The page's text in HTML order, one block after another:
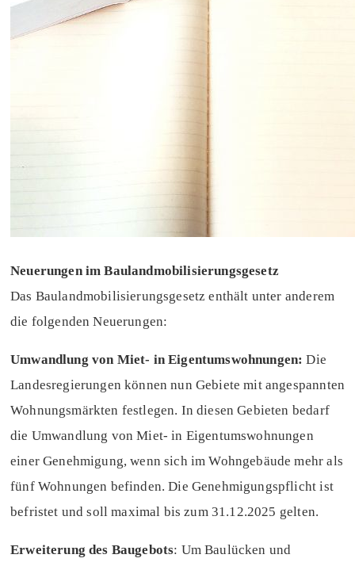
Neuerungen im Baulandmobilisierungsgesetz
Das Baulandmobilisierungsgesetz enthält unter anderem
die folgenden Neuerungen:
Umwandlung von Miet- in Eigentumswohnungen: Die
Landesregierungen können nun Gebiete mit angespannten
Wohnungsmärkten festlegen. In diesen Gebieten bedarf
die Umwandlung von Miet- in Eigentumswohnungen
einer Genehmigung, wenn sich im Wohngebäude mehr als
fünf Wohnungen befinden. Die Genehmigungspflicht ist
befristet und soll maximal bis zum 31.12.2025 gelten.
Erweiterung des Baugebots: Um Baulücken und